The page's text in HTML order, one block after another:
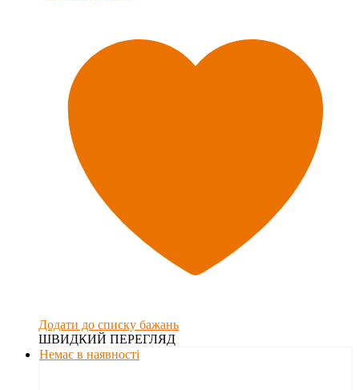
Додати до списку бажань
ШВИДКИЙ ПЕРЕГЛЯД
Немає в наявності